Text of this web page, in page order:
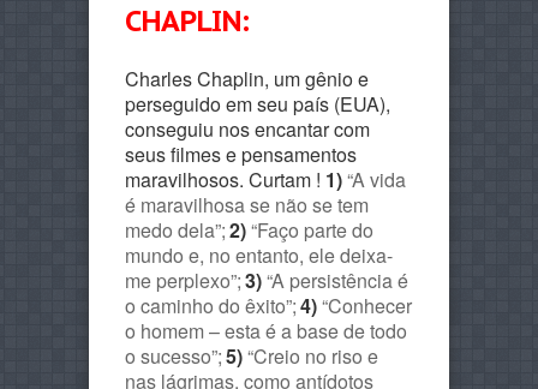
CHAPLIN:
Charles Chaplin, um gênio e
perseguido em seu país (EUA),
conseguiu nos encantar com
seus filmes e pensamentos
maravilhosos. Curtam ! 1)“A vida
é maravilhosa se não se tem
medo dela”;2)“Faço parte do
mundo e, no entanto, ele deixa-
me perplexo”;3)“A persistência é
o caminho do êxito”;4)“Conhecer
o homem – esta é a base de todo
o sucesso”;5)“Creio no riso e
nas lágrimas, como antídotos